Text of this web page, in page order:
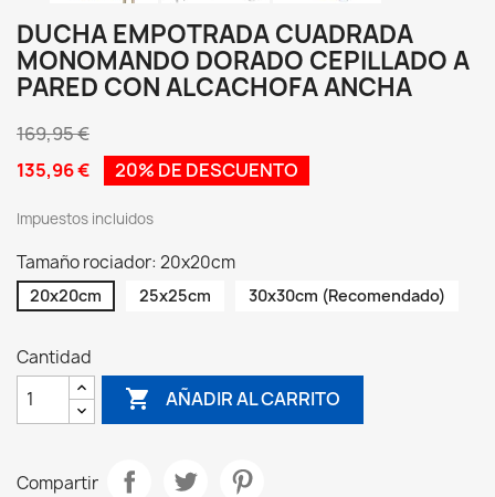
DUCHA EMPOTRADA CUADRADA
MONOMANDO DORADO CEPILLADO A
PARED CON ALCACHOFA ANCHA
169,95 €
135,96 €
20% DE DESCUENTO
Impuestos incluidos
Tamaño rociador: 20x20cm
20x20cm 25x25cm 30x30cm (Recomendado)
Cantidad
 AÑADIR AL CARRITO
Compartir